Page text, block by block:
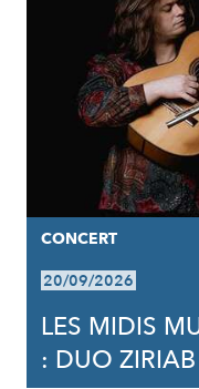
CONCERT
20/09/2026
LES MIDIS
: DUO ZIRIAB